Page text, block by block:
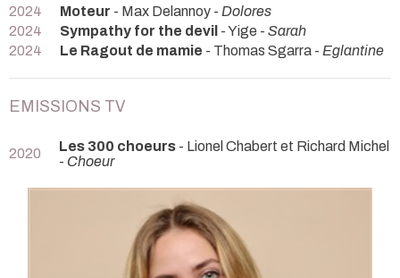
2024
Moteur - Max Delannoy - Dolores
2024
Sympathy for the devil - Yige - Sarah
2024
Le Ragout de mamie - Thomas Sgarra - Eglantine
EMISSIONS TV
2020 Les 300 choeurs - Lionel Chabert et Richard Michel
- Choeur